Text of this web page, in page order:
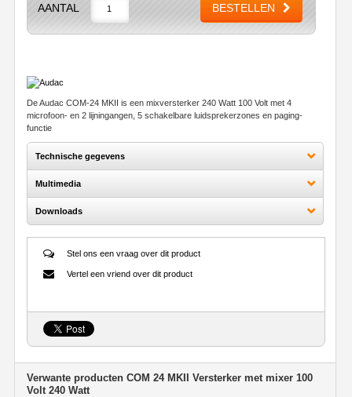
AANTAL BESTELLEN
De Audac COM-24 MKII is een mixversterker 240 Watt 100 Volt met 4
microfoon- en 2 lijningangen, 5 schakelbare luidsprekerzones en paging-
functie
Technische gegevens
Multimedia
Downloads
Vertel een vriend over dit product
Stel ons een vraag over dit product
Verwante producten COM 24 MKII Versterker met mixer 100
Volt 240 Watt